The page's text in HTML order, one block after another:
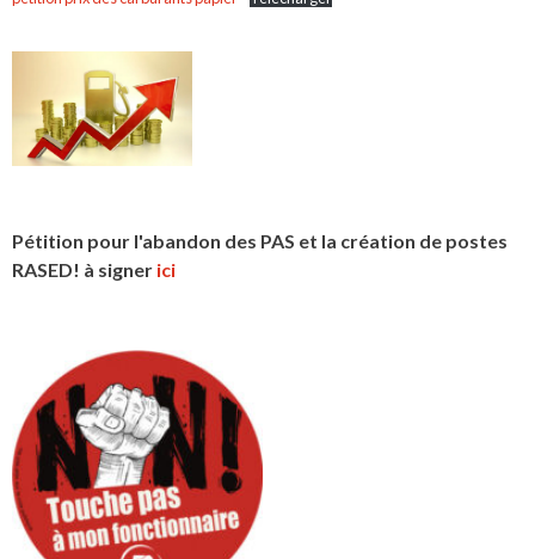
Pétition pour l'abandon des PAS et la création de postes
RASED! à signer ici